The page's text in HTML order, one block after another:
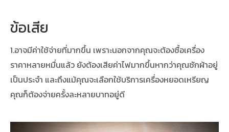
ข้อเสีย
1.อาจมีค่าใช้จ่ายที่มากขึ้น เพราะนอกจากคุณจะต้องซื้อเครื่อง
ราคาหลายหมื่นแล้ว ยังต้องเสียค่าไฟมากขึ้นหากว่าคุณซักผ้าอยู่
เป็นประจำ และถึงแม้คุณจะเลือกใช้บริการเครื่องหยอดเหรียญ
คุณก็ต้องจ่ายครั้งละหลายบาทอยู่ดี